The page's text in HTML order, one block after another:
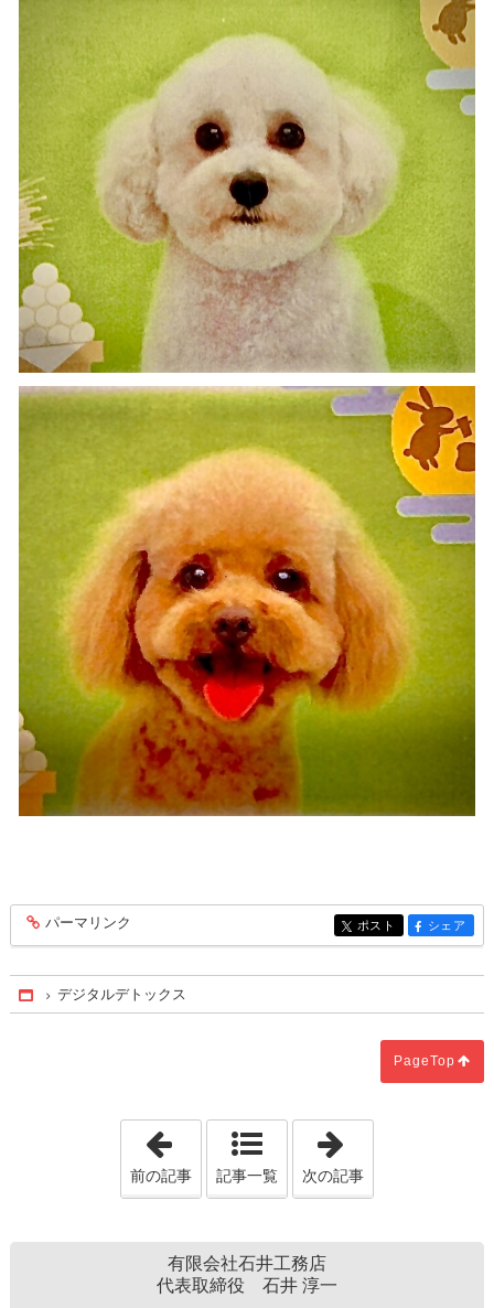
entry170
パーマリンク entry170
ポスト entry170
シェア
Home
デジタルデトックス
PageTop
「玄関床"タイル"のお掃除」
前の記事 記事一覧 次の記事
有限会社石井工務店
代表取締役 石井 淳一